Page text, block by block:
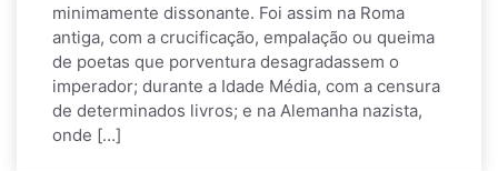
minimamente dissonante. Foi assim na Roma
antiga, com a crucificação, empalação ou queima
de poetas que porventura desagradassem o
imperador; durante a Idade Média, com a censura
de determinados livros; e na Alemanha nazista,
onde […]